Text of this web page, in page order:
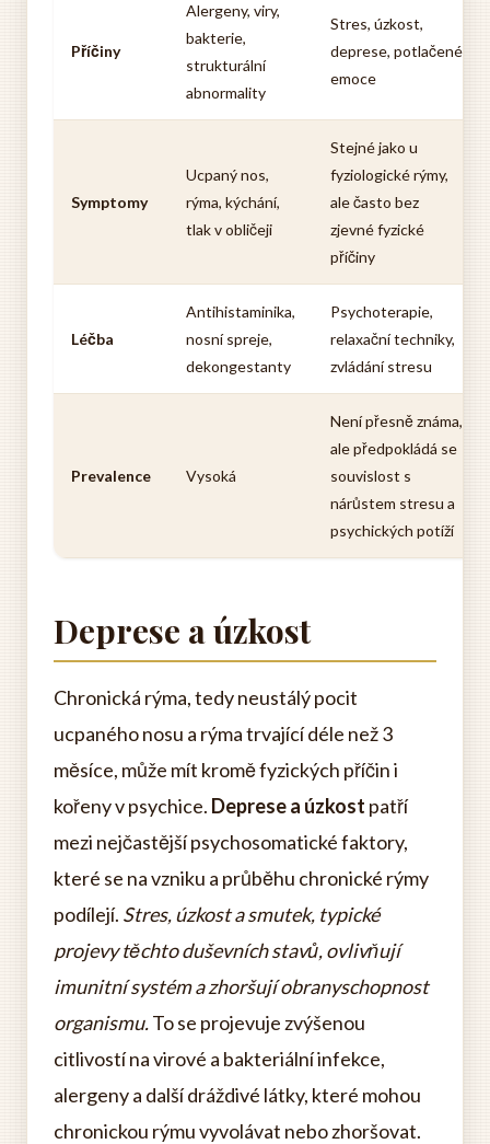
Příčiny
Alergeny, viry,
bakterie,
strukturální
abnormality
Stres, úzkost,
deprese, potlačené
emoce
Symptomy
Ucpaný nos,
rýma, kýchání,
tlak v obličeji
Stejné jako u
fyziologické rýmy,
ale často bez
zjevné fyzické
příčiny
Léčba
Antihistaminika,
nosní spreje,
dekongestanty
Psychoterapie,
relaxační techniky,
zvládání stresu
Prevalence Vysoká
Není přesně známa,
ale předpokládá se
souvislost s
nárůstem stresu a
psychických potíží
Deprese a úzkost
Chronická rýma, tedy neustálý pocit
ucpaného nosu a rýma trvající déle než 3
měsíce, může mít kromě fyzických příčin i
kořeny v psychice. Deprese a úzkost patří
mezi nejčastější psychosomatické faktory,
které se na vzniku a průběhu chronické rýmy
podílejí. Stres, úzkost a smutek, typické
projevy těchto duševních stavů, ovlivňují
imunitní systém a zhoršují obranyschopnost
organismu.To se projevuje zvýšenou
citlivostí na virové a bakteriální infekce,
alergeny a další dráždivé látky, které mohou
chronickou rýmu vyvolávat nebo zhoršovat.